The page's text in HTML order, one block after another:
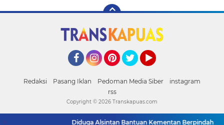
Redaksi Pasang Iklan Pedoman Media Siber
instagram
rss
Diduga Alsintan Bantuan Kementan Berpindah
Copyright © 2026 Transkapuas.com